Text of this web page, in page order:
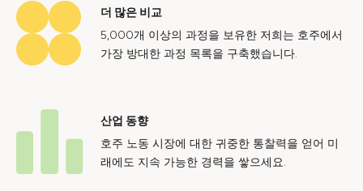
더 많은 비교
5,000개 이상의 과정을 보유한 저희는 호주에서
가장 방대한 과정 목록을 구축했습니다.
산업 동향
호주 노동 시장에 대한 귀중한 통찰력을 얻어 미
래에도 지속 가능한 경력을 쌓으세요.